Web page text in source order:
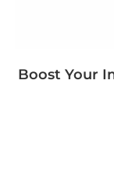
Boost Your